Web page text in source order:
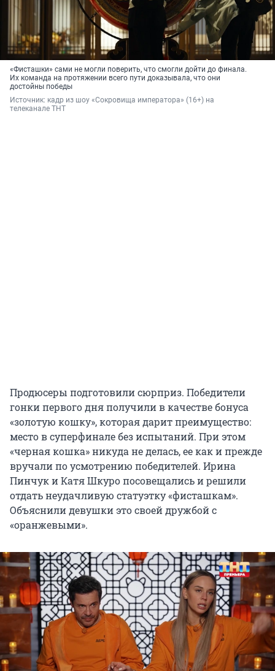
«Фисташки» сами не могли поверить, что смогли дойти до финала.
Их команда на протяжении всего пути доказывала, что они
достойны победы
Источник: кадр из шоу «Сокровища императора» (16+) на
телеканале ТНТ
Продюсеры подготовили сюрприз. Победители
гонки первого дня получили в качестве бонуса
«золотую кошку», которая дарит преимущество:
место в суперфинале без испытаний. При этом
«черная кошка» никуда не делась, ее как и прежде
вручали по усмотрению победителей. Ирина
Пинчук и Катя Шкуро посовещались и решили
отдать неудачливую статуэтку «фисташкам».
Объяснили девушки это своей дружбой с
«оранжевыми».